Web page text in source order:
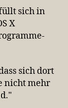
in
sich in
X
sich dort
nicht mehr